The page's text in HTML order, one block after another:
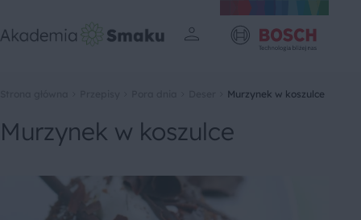
Murzynek w koszulce
Murzynek w koszulce